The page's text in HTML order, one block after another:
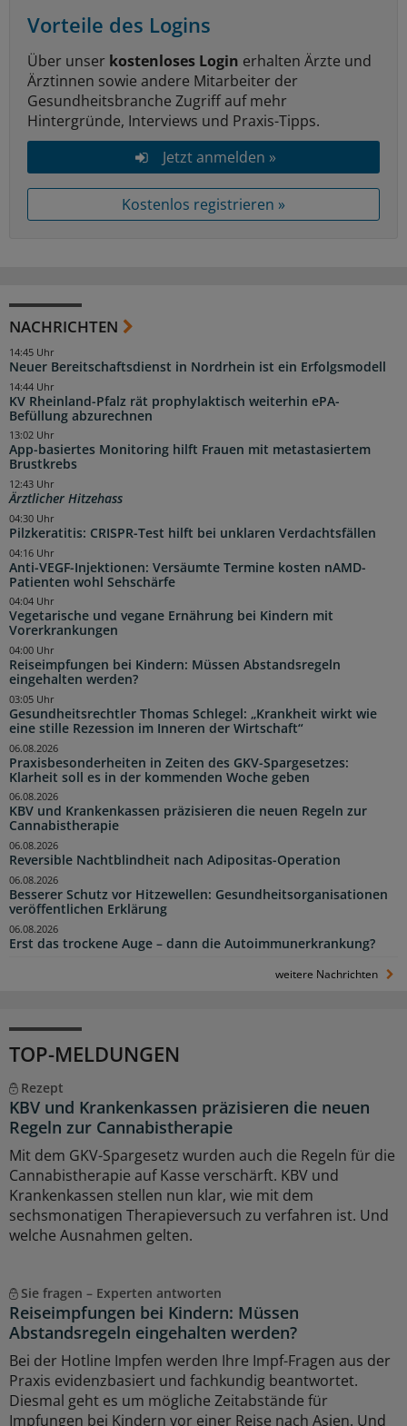
Vorteile des Logins
Über unser kostenloses Login erhalten Ärzte und
Ärztinnen sowie andere Mitarbeiter der
Gesundheitsbranche Zugriff auf mehr
Hintergründe, Interviews und Praxis-Tipps.
Jetzt anmelden »
Kostenlos registrieren »
NACHRICHTEN
Neuer Bereitschaftsdienst in Nordrhein ist ein Erfolgsmodell
14:45 Uhr
KV Rheinland-Pfalz rät prophylaktisch weiterhin ePA-
Befüllung abzurechnen
14:44 Uhr
App-basiertes Monitoring hilft Frauen mit metastasiertem
Brustkrebs
13:02 Uhr
Ärztlicher Hitzehass
12:43 Uhr
Pilzkeratitis: CRISPR-Test hilft bei unklaren Verdachtsfällen
04:30 Uhr
Anti-VEGF-Injektionen: Versäumte Termine kosten nAMD-
Patienten wohl Sehschärfe
04:16 Uhr
Vegetarische und vegane Ernährung bei Kindern mit
Vorerkrankungen
04:04 Uhr
Reiseimpfungen bei Kindern: Müssen Abstandsregeln
eingehalten werden?
04:00 Uhr
Gesundheitsrechtler Thomas Schlegel: „Krankheit wirkt wie
eine stille Rezession im Inneren der Wirtschaft“
03:05 Uhr
Praxisbesonderheiten in Zeiten des GKV-Spargesetzes:
Klarheit soll es in der kommenden Woche geben
06.08.2026
KBV und Krankenkassen präzisieren die neuen Regeln zur
Cannabistherapie
06.08.2026
Reversible Nachtblindheit nach Adipositas-Operation
06.08.2026
Besserer Schutz vor Hitzewellen: Gesundheitsorganisationen
veröffentlichen Erklärung
06.08.2026
Erst das trockene Auge – dann die Autoimmunerkrankung?
06.08.2026
weitere Nachrichten
TOP-MELDUNGEN
Rezept
KBV und Krankenkassen präzisieren die neuen
Regeln zur Cannabistherapie
Mit dem GKV-Spargesetz wurden auch die Regeln für die
Cannabistherapie auf Kasse verschärft. KBV und
Krankenkassen stellen nun klar, wie mit dem
sechsmonatigen Therapieversuch zu verfahren ist. Und
welche Ausnahmen gelten.
Sie fragen – Experten antworten
Reiseimpfungen bei Kindern: Müssen
Abstandsregeln eingehalten werden?
Bei der Hotline Impfen werden Ihre Impf-Fragen aus der
Praxis evidenzbasiert und fachkundig beantwortet.
Diesmal geht es um mögliche Zeitabstände für
Impfungen bei Kindern vor einer Reise nach Asien. Und